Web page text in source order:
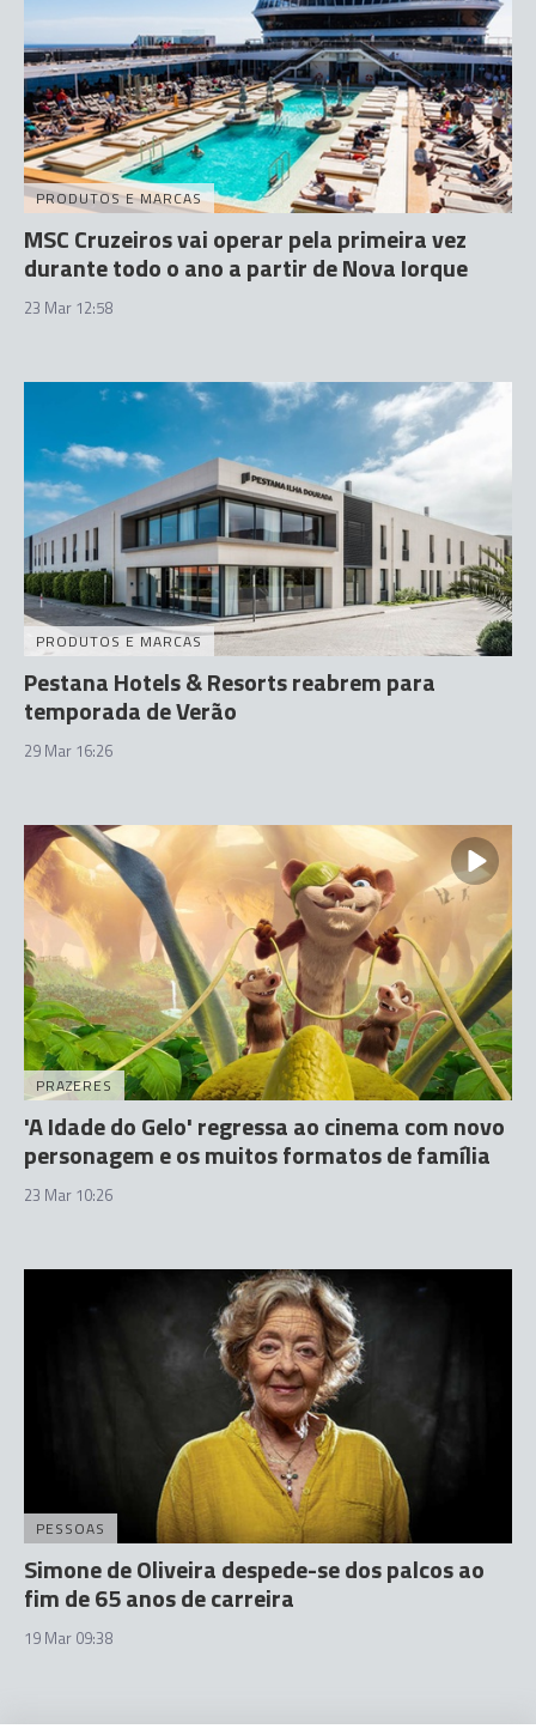
PRODUTOS E MARCAS
MSC Cruzeiros vai operar pela primeira vez
durante todo o ano a partir de Nova Iorque
23 Mar 12:58
PRODUTOS E MARCAS
Pestana Hotels & Resorts reabrem para
temporada de Verão
29 Mar 16:26
PRAZERES
'A Idade do Gelo' regressa ao cinema com novo
personagem e os muitos formatos de família
23 Mar 10:26
PESSOAS
Simone de Oliveira despede-se dos palcos ao
fim de 65 anos de carreira
19 Mar 09:38